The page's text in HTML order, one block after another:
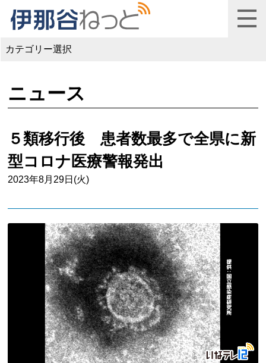
カテゴリー選択
ニュース
５類移行後 患者数最多で全県に新
型コロナ医療警報発出
2023年8月29日(火)